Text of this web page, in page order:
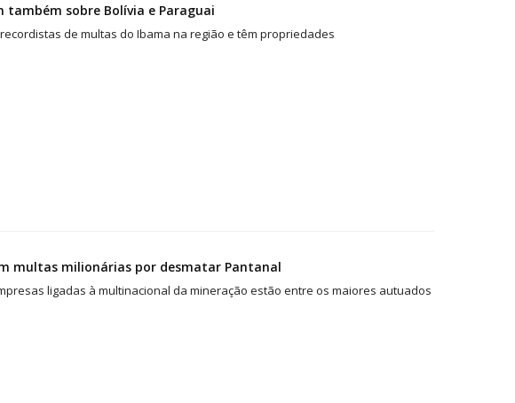
sobre Bolívia e Paraguai
de multas do Ibama na região e têm propriedades
multas milionárias por desmatar Pantanal
ligadas à multinacional da mineração estão entre os maiores autuados